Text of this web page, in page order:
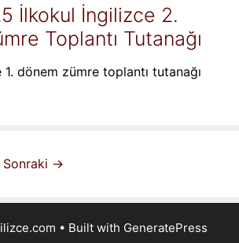
İlkokul İngilizce 2.
Toplantı Tutanağı
dönem zümre toplantı tutanağı
Sonraki →
• Built with GeneratePress